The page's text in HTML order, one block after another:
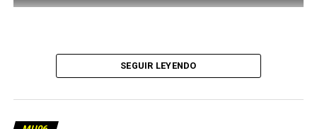
SEGUIR LEYENDO